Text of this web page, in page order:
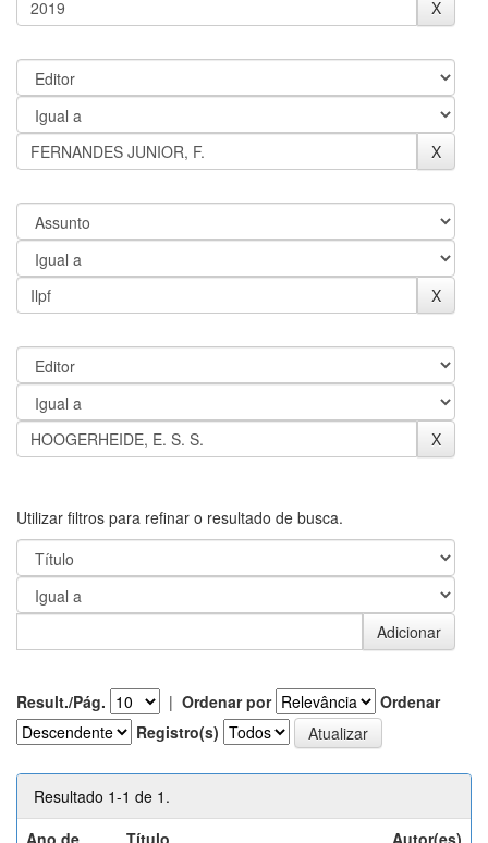
Utilizar filtros para refinar o resultado de busca.
Result./Pág. | Ordenar por
Ordenar
Registro(s)
Resultado 1-1 de 1.
Ano de
Título Autor(es)